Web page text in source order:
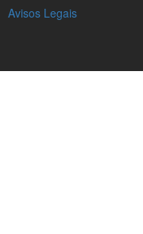
Avisos Legais